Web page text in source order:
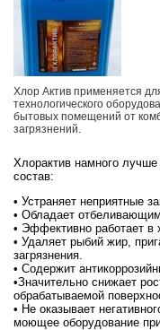
Хлор Актив применяется
технологического
бытовых помещений от
загрязнений.
Хлорактив намного
состав:
• Устраняет неприятные
• Обладает
• Эффективно работает в
• Удаляет рыбий жир,
загрязнения.
• Содержит
•Значительно снижает
обрабатываемой
• Не оказывает
моющее оборудование